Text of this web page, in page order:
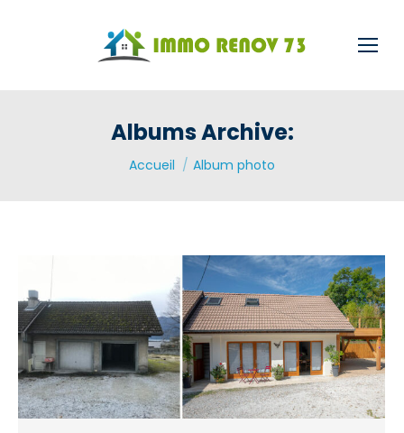
Albums Archive:
Vous êtes ici :
Accueil Album photo